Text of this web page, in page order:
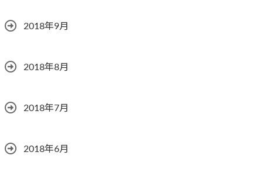
2018年9月
2018年8月
2018年7月
2018年6月